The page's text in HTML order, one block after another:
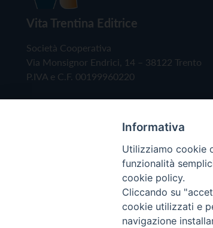
Vita Trentina Editrice
Società Cooperativa
Via Monsignor Endrici, 14 – 38122 Trento
P.IVA e C.F. 00199960220
Copyright © 2019 - Tutti i diritti
Informativa
Utilizziamo cookie
funzionalità
cookie policy.
Cliccando su
cookie utilizzati e
navigazione